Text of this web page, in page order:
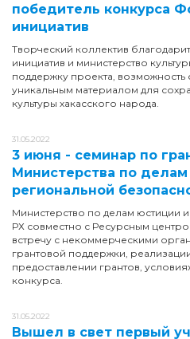
победитель конкурса
инициатив
Творческий коллектив
инициатив и министерство
поддержку проекта, возможность
уникальным материалом для
культуры хакасского народа.
31.05.2022
3 июня - семинар по
Министерства по
региональной
Министерство по делам юстиции
РХ совместно с Ресурсным
встречу с некоммерческими
грантовой поддержки,
предоставлении грантов,
конкурса.
31.05.2022
Вышел в свет первый